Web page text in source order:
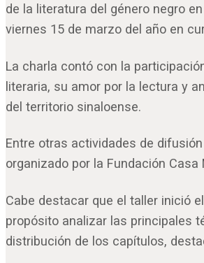
de la literatura del género negro
viernes 15 de marzo del año en
La charla contó con la
literaria, su amor por la lectura y
del territorio sinaloense.
Entre otras actividades de
organizado por la Fundación Casa
Cabe destacar que el taller inició
propósito analizar las principales
distribución de los capítulos,